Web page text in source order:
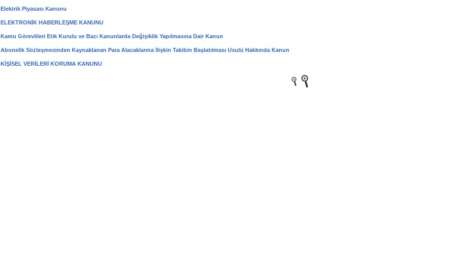
Elektrik Piyasası Kanunu
ELEKTRONİK HABERLEŞME KANUNU
Kamu Görevlileri Etik Kurulu ve Bazı Kanunlarda Değişiklik Yapılmasına Dair Kanun
Abonelik Sözleşmesinden Kaynaklanan Para Alacaklarına İlişkin Takibin Başlatılması Usulü Hakkında Kanun
KİŞİSEL VERİLERİ KORUMA KANUNU